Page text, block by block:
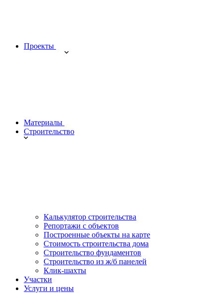
Проекты
Материалы
Строительство
Калькулятор строительства
Репортажи с объектов
Построенные объекты на карте
Стоимость строительства дома
Строительство фундаментов
Строительство из ж/б панелей
Клик-шахты
Участки
Услуги и цены